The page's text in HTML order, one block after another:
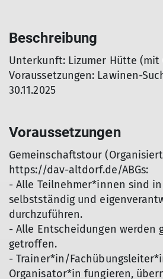
Beschreibung
Unterkunft: Lizumer Hütte
Voraussetzungen: Lawinen-
30.11.2025
Voraussetzungen
Gemeinschaftstour
https://dav-altdorf.de/ABGs:
- Alle Teilnehmer*innen sind
selbstständig und
durchzuführen.
- Alle Entscheidungen werden
getroffen.
- Trainer*in/
Organisator*in fungieren,